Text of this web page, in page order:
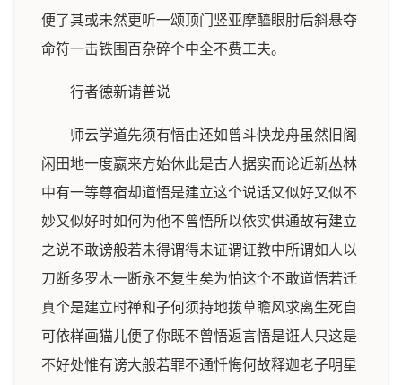
便了其或未然更听一颂顶门竖亚摩醯眼肘后斜悬夺
命符一击铁围百杂碎个中全不费工夫。
行者德新请普说
师云学道先须有悟由还如曾斗快龙舟虽然旧阁
闲田地一度嬴来方始休此是古人据实而论近新丛林
中有一等尊宿却道悟是建立这个说话又似好又似不
妙又似好时如何为他不曾悟所以依实供通故有建立
之说不敢谤般若未得谓得未证谓证教中所谓如人以
刀断多罗木一断永不复生矣为怕这个不敢道悟若迁
真个是建立时禅和子何须持地拨草瞻风求离生死自
可依样画猫儿便了你既不曾悟返言悟是诳人只这是
不好处惟有谤大般若罪不通忏悔何故释迦老子明星